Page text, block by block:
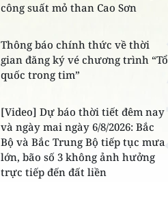
công suất mỏ than Cao Sơn
Thông báo chính thức về thời
gian đăng ký vé chương trình “Tổ
quốc trong tim”
[Video] Dự báo thời tiết đêm nay
và ngày mai ngày 6/8/2026: Bắc
Bộ và Bắc Trung Bộ tiếp tục mưa
lớn, bão số 3 không ảnh hưởng
trực tiếp đến đất liền